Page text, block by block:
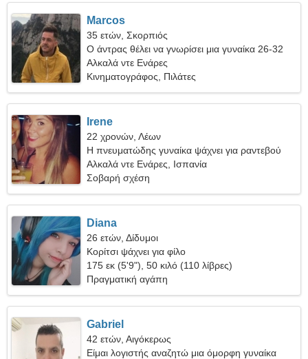
Marcos
35 ετών, Σκορπιός
Ο άντρας θέλει να γνωρίσει μια γυναίκα 26-32
Αλκαλά ντε Ενάρες
Κινηματογράφος, Πιλάτες
Irene
22 χρονών, Λέων
Η πνευματώδης γυναίκα ψάχνει για ραντεβού
Αλκαλά ντε Ενάρες, Ισπανία
Σοβαρή σχέση
Diana
26 ετών, Δίδυμοι
Κορίτσι ψάχνει για φίλο
175 εκ (5'9"), 50 κιλό (110 λίβρες)
Πραγματική αγάπη
Gabriel
42 ετών, Αιγόκερως
Είμαι λογιστής αναζητώ μια όμορφη γυναίκα